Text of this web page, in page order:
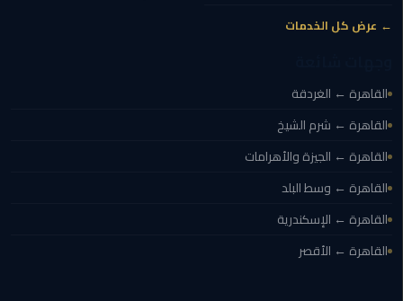
مدينتي
الرحاب
التجمع
الخامس
ليموزين
القاهرة
← عرض كل الخدمات
القاهرة ← الغردقة
القاهرة ← شرم الشيخ
القاهرة ← الجيزة والأهرامات
القاهرة ← وسط البلد
القاهرة ← الإسكندرية
القاهرة ← الأقصر